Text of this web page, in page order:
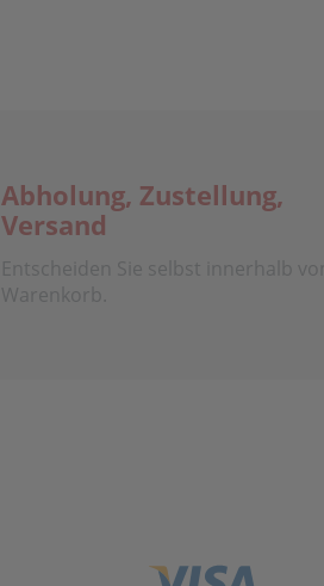
Abholung, Zustellung,
Versand
Entscheiden Sie selbst innerhalb
Warenkorb.